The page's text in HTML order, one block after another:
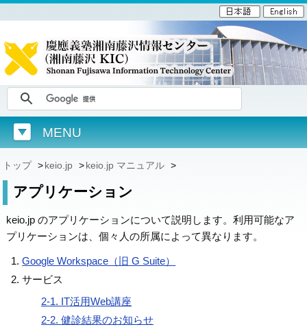
MENU
トップ >keio.jp >keio.jp マニュアル >
アプリケーション
keio.jp のアプリケーションについて説明します。利用可能なア
プリケーションは、個々人の所属によって異なります。
Google Workspace（旧 G Suite）
サービス
2-1. IT活用Web講座
2-2. 健診結果のお知らせ